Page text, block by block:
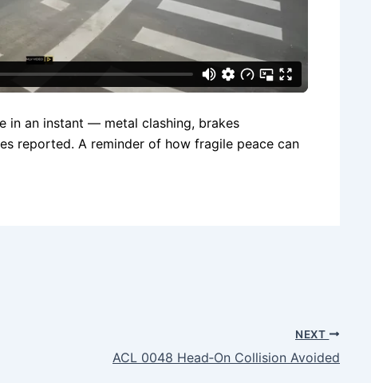
in an instant — metal clashing, brakes
reported. A reminder of how fragile peace can
NEXT
ACL 0048 Head‑On Collision Avoided